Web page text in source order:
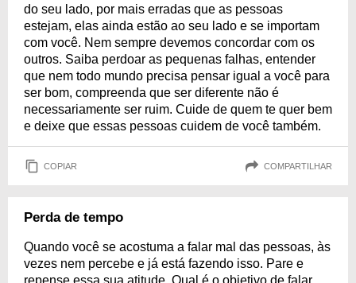
do seu lado, por mais erradas que as pessoas
estejam, elas ainda estão ao seu lado e se importam
com você. Nem sempre devemos concordar com os
outros. Saiba perdoar as pequenas falhas, entender
que nem todo mundo precisa pensar igual a você para
ser bom, compreenda que ser diferente não é
necessariamente ser ruim. Cuide de quem te quer bem
e deixe que essas pessoas cuidem de você também.
COPIAR COMPARTILHAR
Perda de tempo
Quando você se acostuma a falar mal das pessoas, às
vezes nem percebe e já está fazendo isso. Pare e
repense essa sua atitude. Qual é o objetivo de falar